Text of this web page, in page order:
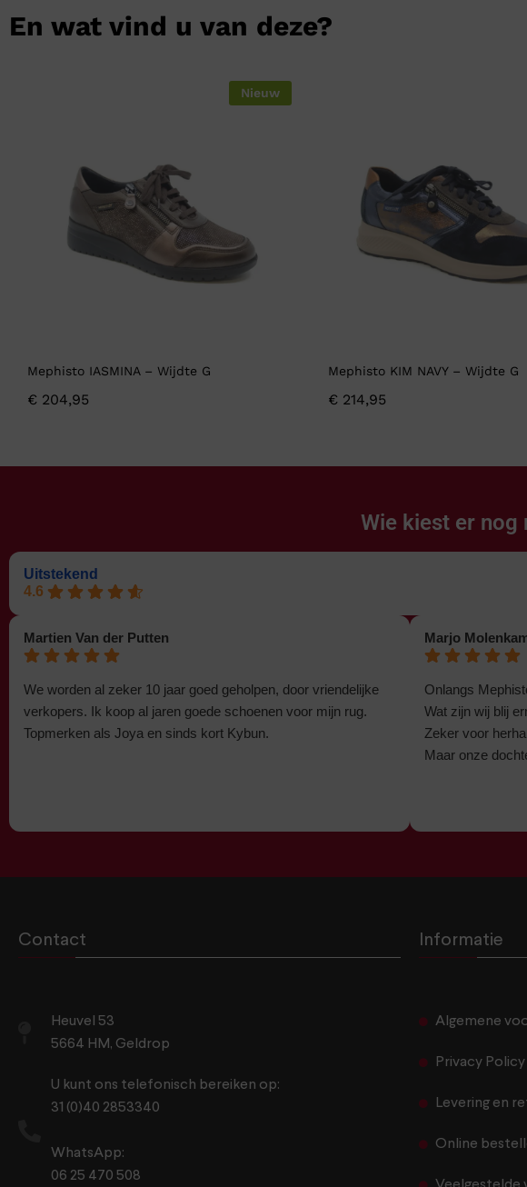
En wat vind u van deze?
Nieuw
Mephisto IASMINA – Wijdte G
€ 204,95
Mephisto KIM NAVY – Wijdte G
€ 214,95
Wie kiest er nog
Uitstekend
4.6
Martien Van der Putten
We worden al zeker 10 jaar goed geholpen, door vriendelijke
verkopers. Ik koop al jaren goede schoenen voor mijn rug.
Topmerken als Joya en sinds kort Kybun.
Marjo
Onlangs
Wat zijn wij blij
Zeker voor
Maar onze
Contact
Heuvel 53
5664 HM, Geldrop
U kunt ons telefonisch bereiken op:
31 (0)40 2853340
WhatsApp:
06 25 470 508
Informatie
Algemene
Privacy Policy
Levering en
Online